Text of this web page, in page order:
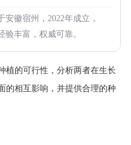
徽宿州，2022年成立，
丰富，权威可靠。
植的可行性，分析两者在生长
的相互影响，并提供合理的种